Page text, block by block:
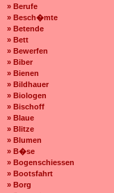
» Berufe
» Besch�mte
» Betende
» Bett
» Bewerfen
» Biber
» Bienen
» Bildhauer
» Biologen
» Bischoff
» Blaue
» Blitze
» Blumen
» B�se
» Bogenschiessen
» Bootsfahrt
» Borg